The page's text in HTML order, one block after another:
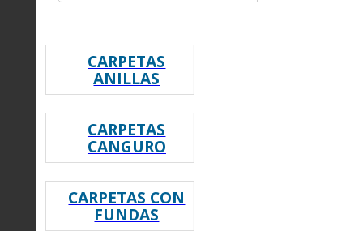
CARPETAS
ANILLAS
CARPETAS
CANGURO
CARPETAS CON
FUNDAS